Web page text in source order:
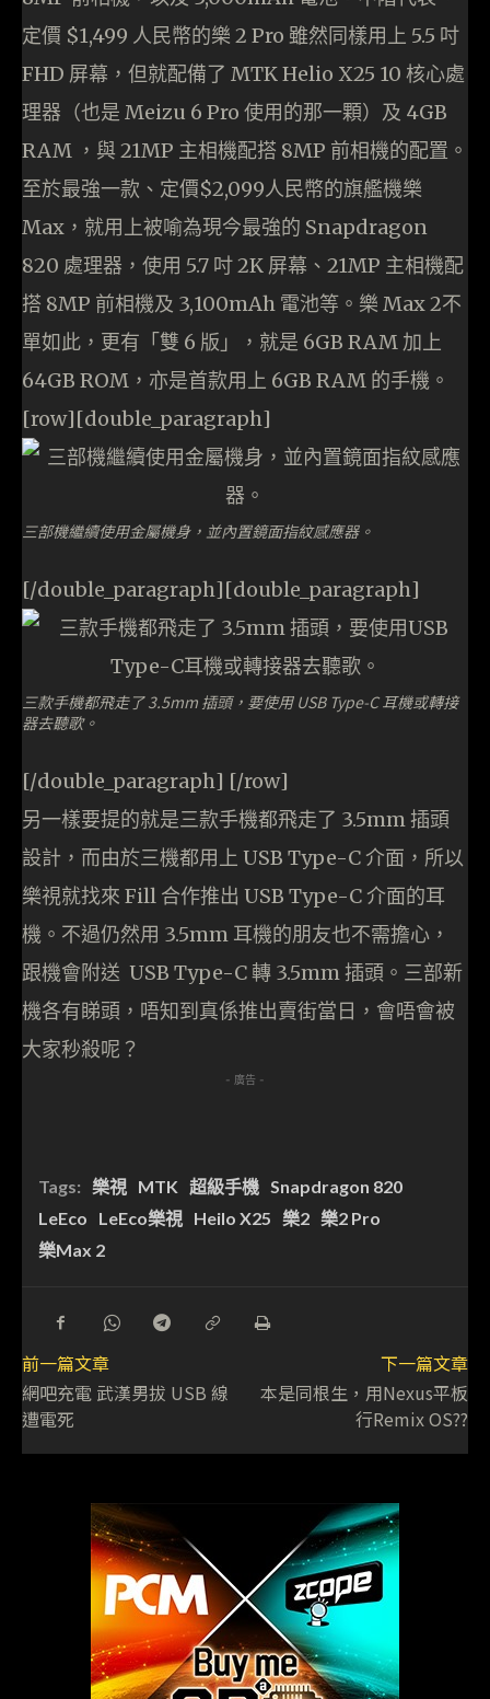
定價 $1,499 人民幣的樂 2 Pro 雖然同樣用上 5.5 吋
FHD 屏幕，但就配備了 MTK Helio X25 10 核心處
理器（也是 Meizu 6 Pro 使用的那一顆）及 4GB
RAM ，與 21MP 主相機配搭 8MP 前相機的配置。
至於最強一款、定價$2,099人民幣的旗艦機樂
Max，就用上被喻為現今最強的 Snapdragon
820 處理器，使用 5.7 吋 2K 屏幕、21MP 主相機配
搭 8MP 前相機及 3,100mAh 電池等。樂 Max 2不
單如此，更有「雙 6 版」，就是 6GB RAM 加上
64GB ROM，亦是首款用上 6GB RAM 的手機。
[row][double_paragraph]
三部機繼續使用金屬機身，並內置鏡面指紋感應器。
[/double_paragraph][double_paragraph]
三款手機都飛走了 3.5mm 插頭，要使用 USB Type-C 耳機或轉接
器去聽歌。
[/double_paragraph] [/row]
另一樣要提的就是三款手機都飛走了 3.5mm 插頭
設計，而由於三機都用上 USB Type-C 介面，所以
樂視就找來 Fill 合作推出 USB Type-C 介面的耳
機。不過仍然用 3.5mm 耳機的朋友也不需擔心，
跟機會附送 USB Type-C 轉 3.5mm 插頭。三部新
機各有睇頭，唔知到真係推出賣街當日，會唔會被
大家秒殺呢？
- 廣告 -
Tags: 樂視 MTK 超級手機 Snapdragon 820
LeEco
LeEco樂視 Heilo X25 樂2 樂2 Pro
樂Max 2
前一篇文章
網吧充電 武漢男拔 USB 線
遭電死
下一篇文章
本是同根生，用Nexus平板
行Remix OS??